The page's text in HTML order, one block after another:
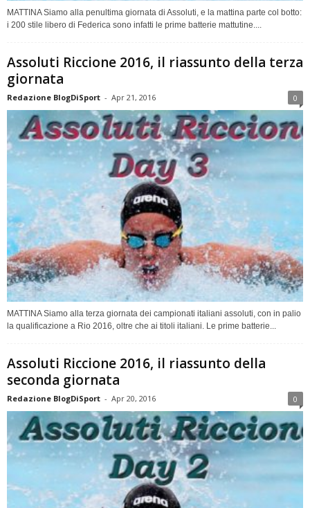
MATTINA Siamo alla penultima giornata di Assoluti, e la mattina parte col botto:
i 200 stile libero di Federica sono infatti le prime batterie mattutine....
Assoluti Riccione 2016, il riassunto della terza
giornata
Redazione BlogDiSport - Apr 21, 2016 0
MATTINA Siamo alla terza giornata dei campionati italiani assoluti, con in palio
la qualificazione a Rio 2016, oltre che ai titoli italiani. Le prime batterie...
Assoluti Riccione 2016, il riassunto della
seconda giornata
Redazione BlogDiSport - Apr 20, 2016 0